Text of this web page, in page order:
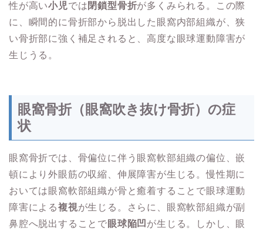
性が高い小児では閉鎖型骨折が多くみられる。この際
に、瞬間的に骨折部から脱出した眼窩内部組織が、狭
い骨折部に強く補足されると、高度な眼球運動障害が
生じうる。
眼窩骨折（眼窩吹き抜け骨折）の症
状
眼窩骨折では、骨偏位に伴う眼窩軟部組織の偏位、嵌
頓により外眼筋の収縮、伸展障害が生じる。慢性期に
おいては眼窩軟部組織が骨と癒着することで眼球運動
障害による複視が生じる。さらに、眼窩軟部組織が副
鼻腔へ脱出することで眼球陥凹 が生じる。しかし、眼